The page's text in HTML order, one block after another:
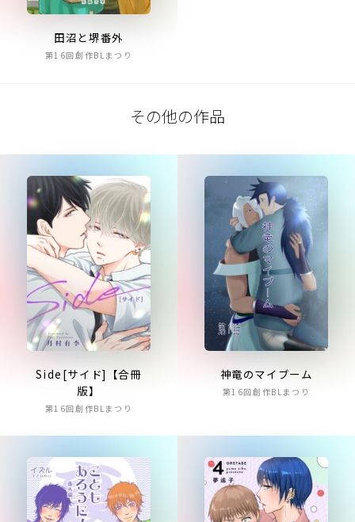
田沼と堺番外
第16回創作BLまつり
その他の作品
Side[サイド]【合冊
版】
第16回創作BLまつり
神竜のマイブーム
第16回創作BLまつり